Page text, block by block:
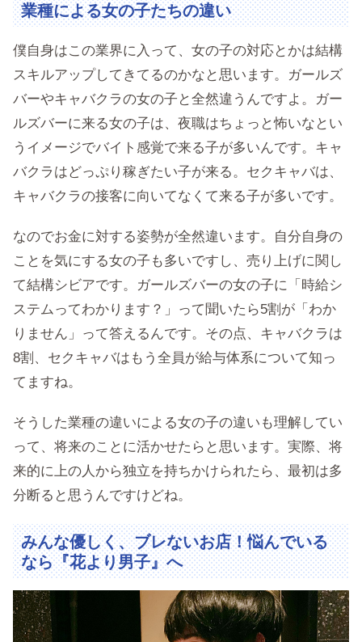
業種による女の子たちの違い
僕自身はこの業界に入って、女の子の対応とかは結構
スキルアップしてきてるのかなと思います。ガールズ
バーやキャバクラの女の子と全然違うんですよ。ガー
ルズバーに来る女の子は、夜職はちょっと怖いなとい
うイメージでバイト感覚で来る子が多いんです。キャ
バクラはどっぷり稼ぎたい子が来る。セクキャバは、
キャバクラの接客に向いてなくて来る子が多いです。
なのでお金に対する姿勢が全然違います。自分自身の
ことを気にする女の子も多いですし、売り上げに関し
て結構シビアです。ガールズバーの女の子に「時給シ
ステムってわかります？」って聞いたら5割が「わか
りません」って答えるんです。その点、キャバクラは
8割、セクキャバはもう全員が給与体系について知っ
てますね。
そうした業種の違いによる女の子の違いも理解してい
って、将来のことに活かせたらと思います。実際、将
来的に上の人から独立を持ちかけられたら、最初は多
分断ると思うんですけどね。
みんな優しく、ブレないお店！悩んでいる
なら『花より男子』へ